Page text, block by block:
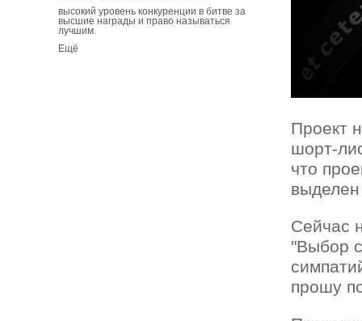
высокий уровень конкуренции в битве за
высшие награды и право называться
лучшим.
Ещё
Проект
шорт-
что
Сейчас
"Выбор
прошу